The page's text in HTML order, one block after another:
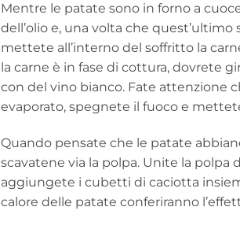
Mentre le patate sono in forno a
dell’olio e, una volta che
mettete all’interno del soffritto la
la carne è in fase di cottura, dovrete
con del vino bianco. Fate attenzione
evaporato, spegnete il fuoco e
Quando pensate che le patate
scavatene via la polpa. Unite la polpa
aggiungete i cubetti di caciotta
calore delle patate conferiranno